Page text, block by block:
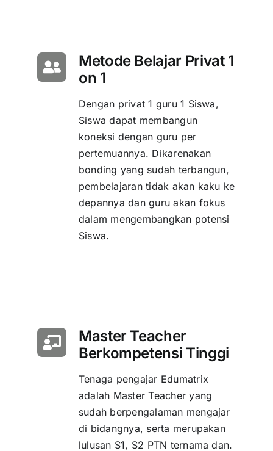
Metode Belajar Privat 1
on 1
Dengan privat 1 guru 1 Siswa,
Siswa dapat membangun
koneksi dengan guru per
pertemuannya. Dikarenakan
bonding yang sudah terbangun,
pembelajaran tidak akan kaku ke
depannya dan guru akan fokus
dalam mengembangkan potensi
Siswa.
Master Teacher
Berkompetensi Tinggi
Tenaga pengajar Edumatrix
adalah Master Teacher yang
sudah berpengalaman mengajar
di bidangnya, serta merupakan
lulusan S1, S2 PTN ternama dan.